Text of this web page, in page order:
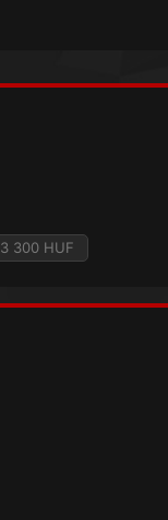
3 300 HUF